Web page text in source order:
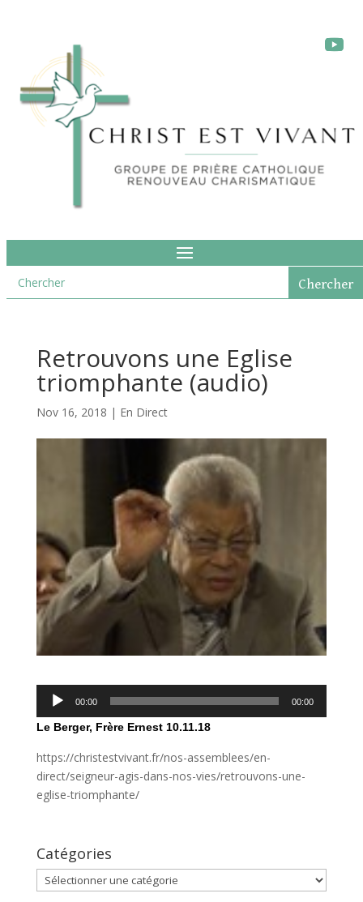
Retrouvons une Eglise
triomphante (audio)
Nov 16, 2018 | En Direct
Lecteur
00:00 00:00
Le Berger, Frère Ernest10.11.18
https://christestvivant.fr/nos-assemblees/en-
direct/seigneur-agis-dans-nos-vies/retrouvons-une-
eglise-triomphante/
Catégories
Catégories